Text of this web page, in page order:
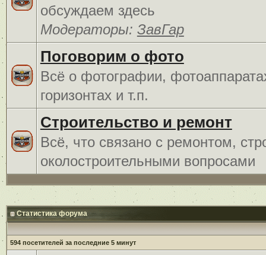
обсуждаем здесь
Модераторы: ЗавГар
Поговорим о фото
Всё о фотографии,
горизонтах и т.п.
Строительство и ремонт
Всё, что связано с ремонтом,
околостроительными вопросами
Статистика форума
594 посетителей за последние 5 минут